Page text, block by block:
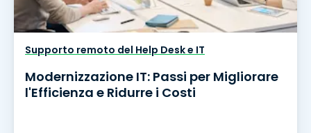
Supporto remoto del Help Desk e IT
Modernizzazione IT: Passi per Migliorare
l'Efficienza e Ridurre i Costi